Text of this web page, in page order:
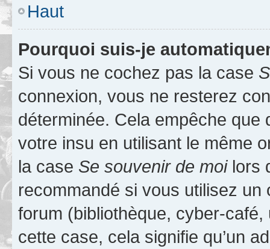
Haut
Pourquoi suis-je
Si vous ne cochez pas la case
connexion, vous ne resterez
déterminée. Cela empêche que
votre insu en utilisant le même
la case Se souvenir de moilors
recommandé si vous utilisez
forum (bibliothèque, cyber-
cette case, cela signifie qu’un